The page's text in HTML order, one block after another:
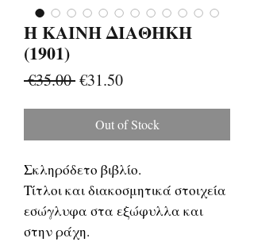
Η ΚΑΙΝΗ ΔΙΑΘΗΚΗ
(1901)
€35.00 Regular
€31.50Sale
Out of Stock
Σκληρόδετο βιβλίο.
Τίτλοι και διακοσμητικά στοιχεία
εσώγλυφα στα εξώφυλλα και
στην ράχη.